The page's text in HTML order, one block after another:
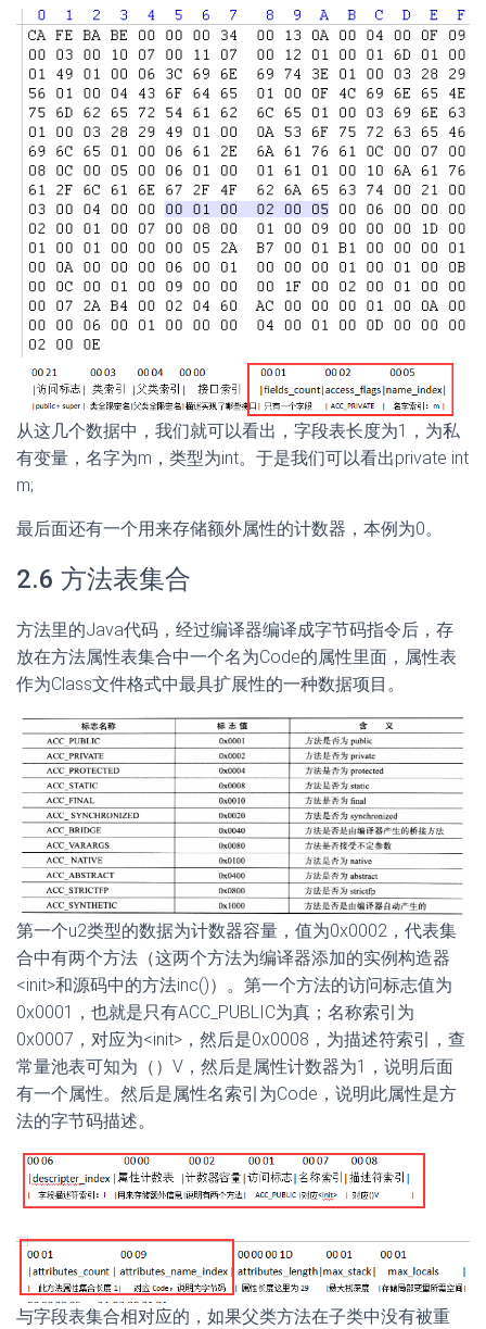
从这几个数据中，我们就可以看出，字段表长度为1，为私
有变量，名字为m，类型为int。于是我们可以看出private int
m;
最后面还有一个用来存储额外属性的计数器，本例为0。
2.6 方法表集合
方法里的Java代码，经过编译器编译成字节码指令后，存
放在方法属性表集合中一个名为Code的属性里面，属性表
作为Class文件格式中最具扩展性的一种数据项目。
第一个u2类型的数据为计数器容量，值为0x0002，代表集
合中有两个方法（这两个方法为编译器添加的实例构造器
<init>和源码中的方法inc()）。第一个方法的访问标志值为
0x0001，也就是只有ACC_PUBLIC为真；名称索引为
0x0007，对应为<init>，然后是0x0008，为描述符索引，查
常量池表可知为（）V，然后是属性计数器为1，说明后面
有一个属性。然后是属性名索引为Code，说明此属性是方
法的字节码描述。
与字段表集合相对应的，如果父类方法在子类中没有被重